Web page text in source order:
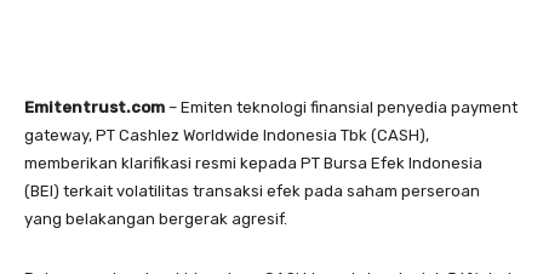
Emitentrust.com – Emiten teknologi finansial penyedia payment
gateway, PT Cashlez Worldwide Indonesia Tbk (CASH),
memberikan klarifikasi resmi kepada PT Bursa Efek Indonesia
(BEI) terkait volatilitas transaksi efek pada saham perseroan
yang belakangan bergerak agresif.